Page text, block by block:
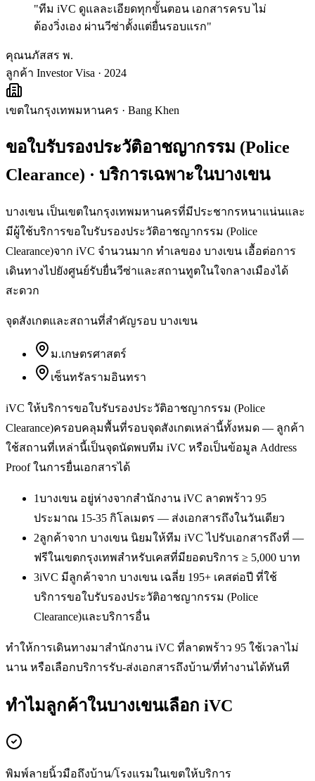
"ทีม iVC ดูแลละเอียดทุกขั้นตอน เอกสารครบ ไม่
ต้องวิ่งเอง ผ่านวีซ่าตั้งแต่ยื่นรอบแรก"
คุณนภัสสร พ.
ลูกค้า Investor Visa · 2024
เขตในกรุงเทพมหานคร · Bang Khen
ขอใบรับรองประวัติอาชญากรรม (Police
Clearance) · บริการเฉพาะในบางเขน
บางเขน เป็นเขตในกรุงเทพมหานครที่มีประชากรหนาแน่นและ
มีผู้ใช้บริการขอใบรับรองประวัติอาชญากรรม (Police
Clearance)จาก iVC จำนวนมาก ทำเลของ บางเขน เอื้อต่อการ
เดินทางไปยังศูนย์รับยื่นวีซ่าและสถานทูตในใจกลางเมืองได้
สะดวก
จุดสังเกตและสถานที่สำคัญรอบ บางเขน
ม.เกษตรศาสตร์
เซ็นทรัลรามอินทรา
iVC ให้บริการขอใบรับรองประวัติอาชญากรรม (Police
Clearance)ครอบคลุมพื้นที่รอบจุดสังเกตเหล่านี้ทั้งหมด — ลูกค้า
ใช้สถานที่เหล่านี้เป็นจุดนัดพบทีม iVC หรือเป็นข้อมูล Address
Proof ในการยื่นเอกสารได้
1บางเขน อยู่ห่างจากสำนักงาน iVC ลาดพร้าว 95
ประมาณ 15-35 กิโลเมตร — ส่งเอกสารถึงในวันเดียว
2ลูกค้าจาก บางเขน นิยมให้ทีม iVC ไปรับเอกสารถึงที่ —
ฟรีในเขตกรุงเทพสำหรับเคสที่มียอดบริการ ≥ 5,000 บาท
3iVC มีลูกค้าจาก บางเขน เฉลี่ย 195+ เคสต่อปี ที่ใช้
บริการขอใบรับรองประวัติอาชญากรรม (Police
Clearance)และบริการอื่น
ทำให้การเดินทางมาสำนักงาน iVC ที่ลาดพร้าว 95 ใช้เวลาไม่
นาน หรือเลือกบริการรับ-ส่งเอกสารถึงบ้าน/ที่ทำงานได้ทันที
ทำไมลูกค้าในบางเขนเลือก iVC
พิมพ์ลายนิ้วมือถึงบ้าน/โรงแรมในเขตให้บริการ